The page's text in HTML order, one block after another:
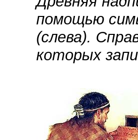
помощью
(слева).
которых